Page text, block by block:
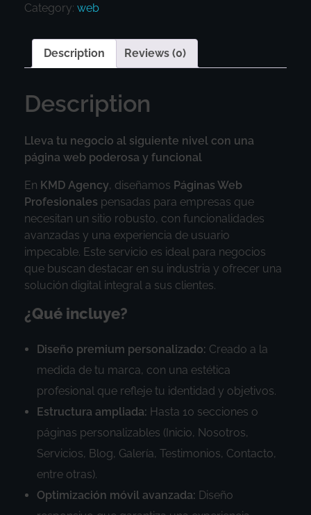
Category: web
Description Reviews (0)
Description
Lleva tu negocio al siguiente nivel con una
página web poderosa y funcional
En KMD Agency, diseñamos Páginas Web
Profesionales pensadas para empresas que
necesitan un sitio robusto, con funcionalidades
avanzadas y una experiencia de usuario
impecable. Este servicio es ideal para negocios
que buscan destacar en su industria y ofrecer una
solución digital integral a sus clientes.
¿Qué incluye?
Diseño premium personalizado: Creado a la
medida de tu marca, con una estética
profesional que refleje tu identidad y objetivos.
Estructura ampliada: Hasta 10 secciones o
páginas personalizables (Inicio, Nosotros,
Servicios, Blog, Galería, Testimonios, Contacto,
entre otras).
Optimización móvil avanzada: Diseño